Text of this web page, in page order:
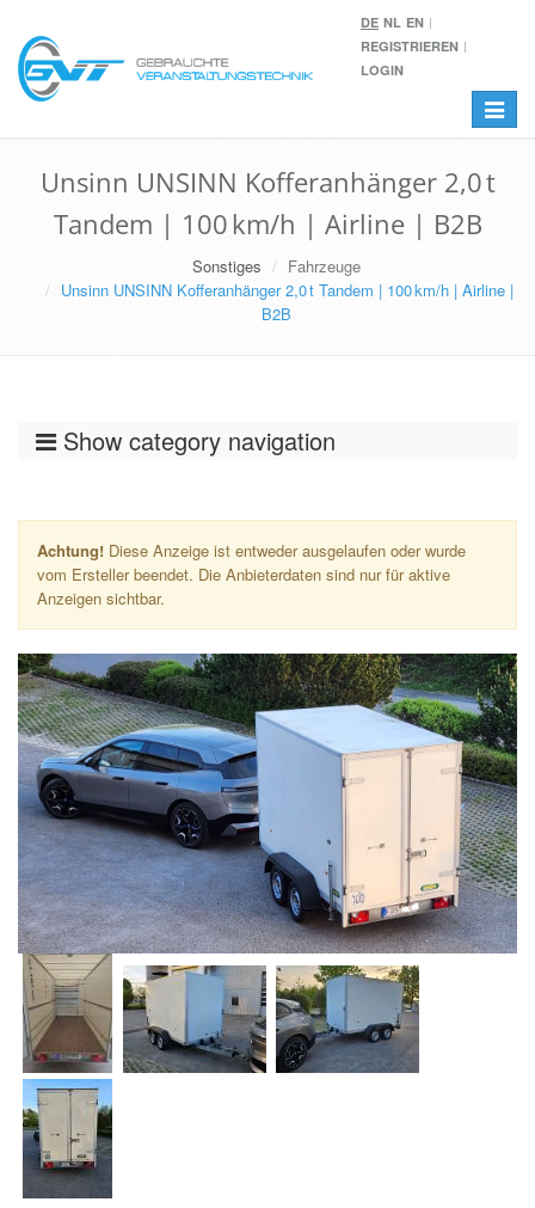
DE NL EN
REGISTRIEREN
LOGIN
Toggle
Unsinn UNSINN Kofferanhänger 2,0 t
Tandem | 100 km/h | Airline | B2B
Sonstiges
Fahrzeuge
Unsinn UNSINN Kofferanhänger 2,0 t Tandem | 100 km/h | Airline |
B2B
Show category navigation
Achtung! Diese Anzeige ist entweder ausgelaufen oder wurde
vom Ersteller beendet. Die Anbieterdaten sind nur für aktive
Anzeigen sichtbar.